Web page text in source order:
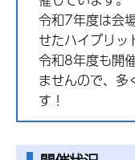
令和7年度は会
せたハイブリッ
令和8年度も開
ませんので、多
す！